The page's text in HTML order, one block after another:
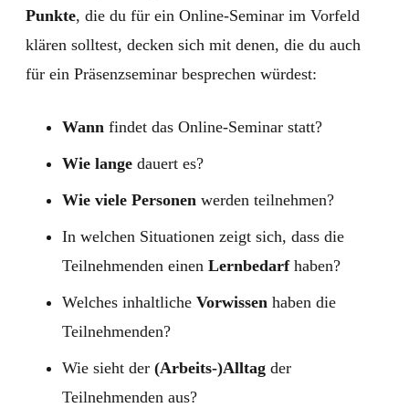
Punkte, die du für ein Online-Seminar im Vorfeld
klären solltest, decken sich mit denen, die du auch
für ein Präsenzseminar besprechen würdest:
Wann findet das Online-Seminar statt?
Wie lange dauert es?
Wie viele Personen werden teilnehmen?
In welchen Situationen zeigt sich, dass die
Teilnehmenden einen Lernbedarfhaben?
Welches inhaltliche Vorwissen haben die
Teilnehmenden?
Wie sieht der (Arbeits-)Alltag der
Teilnehmenden aus?